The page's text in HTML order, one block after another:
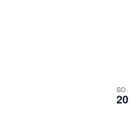
SO.
20